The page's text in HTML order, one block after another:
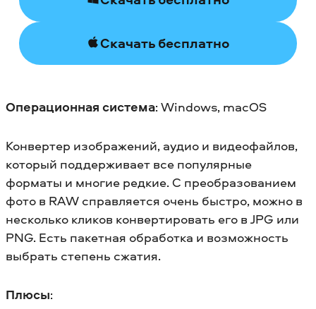
Скачать бесплатно
Операционная система: Windows, macOS
Конвертер изображений, аудио и видеофайлов,
который поддерживает все популярные
форматы и многие редкие. С преобразованием
фото в RAW справляется очень быстро, можно в
несколько кликов конвертировать его в JPG или
PNG. Есть пакетная обработка и возможность
выбрать степень сжатия.
Плюсы: